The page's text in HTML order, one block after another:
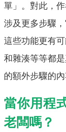
單」。對此，
涉及更多步驟
這些功能更有
和雜湊等等都
的額外步驟的
當你用程
老闆嗎？